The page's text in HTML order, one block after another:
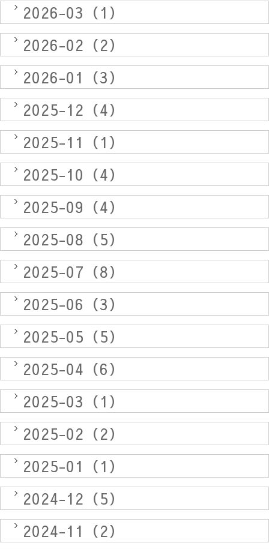
2026-03（1）
2026-02（2）
2026-01（3）
2025-12（4）
2025-11（1）
2025-10（4）
2025-09（4）
2025-08（5）
2025-07（8）
2025-06（3）
2025-05（5）
2025-04（6）
2025-03（1）
2025-02（2）
2025-01（1）
2024-12（5）
2024-11（2）